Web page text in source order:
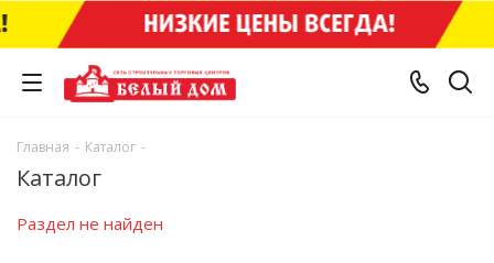
Главная - Каталог -
Каталог
Раздел не найден